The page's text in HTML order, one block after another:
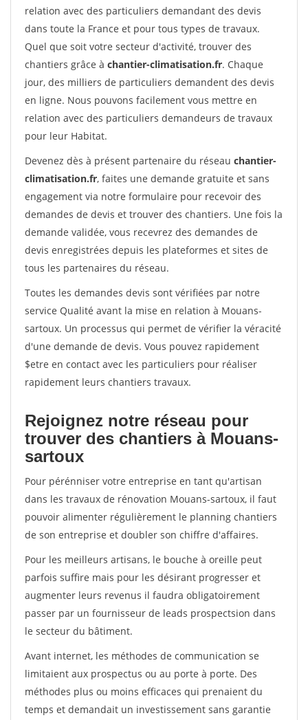
relation avec des particuliers demandant des devis
dans toute la France et pour tous types de travaux.
Quel que soit votre secteur d'activité, trouver des
chantiers grâce à chantier-climatisation.fr. Chaque
jour, des milliers de particuliers demandent des devis
en ligne. Nous pouvons facilement vous mettre en
relation avec des particuliers demandeurs de travaux
pour leur Habitat.
Devenez dès à présent partenaire du réseau chantier-
climatisation.fr, faites une demande gratuite et sans
engagement via notre formulaire pour recevoir des
demandes de devis et trouver des chantiers. Une fois la
demande validée, vous recevrez des demandes de
devis enregistrées depuis les plateformes et sites de
tous les partenaires du réseau.
Toutes les demandes devis sont vérifiées par notre
service Qualité avant la mise en relation à Mouans-
sartoux. Un processus qui permet de vérifier la véracité
d'une demande de devis. Vous pouvez rapidement
$etre en contact avec les particuliers pour réaliser
rapidement leurs chantiers travaux.
Rejoignez notre réseau pour
trouver des chantiers à Mouans-
sartoux
Pour pérénniser votre entreprise en tant qu'artisan
dans les travaux de rénovation Mouans-sartoux, il faut
pouvoir alimenter régulièrement le planning chantiers
de son entreprise et doubler son chiffre d'affaires.
Pour les meilleurs artisans, le bouche à oreille peut
parfois suffire mais pour les désirant progresser et
augmenter leurs revenus il faudra obligatoirement
passer par un fournisseur de leads prospectsion dans
le secteur du bâtiment.
Avant internet, les méthodes de communication se
limitaient aux prospectus ou au porte à porte. Des
méthodes plus ou moins efficaces qui prenaient du
temps et demandait un investissement sans garantie